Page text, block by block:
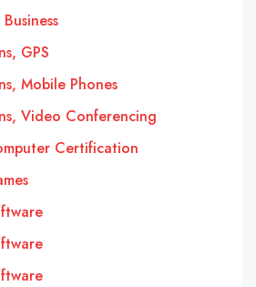
GPS
Mobile Phones
Video Conferencing
Certification